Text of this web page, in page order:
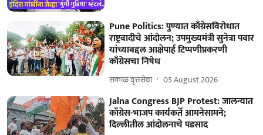
Pune Politics: पुण्यात काँग्रेसविरोधात
राष्ट्रवादीचे आंदोलन; उपमुख्यमंत्री सुनेत्रा पवार
यांच्याबद्दल आक्षेपार्ह टिप्पणीप्रकरणी
काँग्रेसचा निषेध
सकाळ वृत्तसेवा 05 August 2026
Jalna Congress BJP Protest: जालन्यात
काँग्रेस-भाजप कार्यकर्ते आमनेसामने;
दिल्लीतील आंदोलनाचे पडसाद